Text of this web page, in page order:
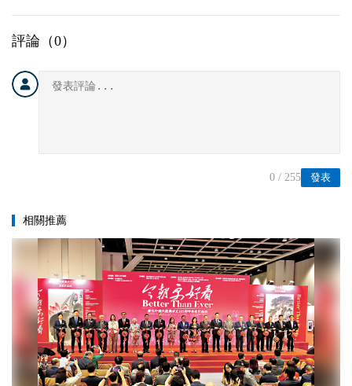
評論（0）
發表
0 / 255
相關推薦